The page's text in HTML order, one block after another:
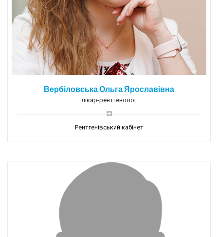
Вербіловська Ольга Ярославівна
лікар-рентгенолог
Рентгенівський кабінет